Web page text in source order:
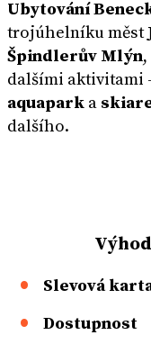
Ubytování
trojúhelníku měst
Špindlerův Mlýn
dalšími aktivitami
aquapark a
dalšího.
Slevová
Dostupnost